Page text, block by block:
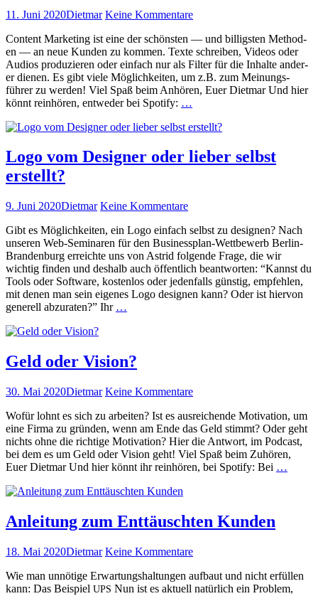
ich­
er
als
der
andere
weiterlesen
Veröffentlicht
11. Juni 2020Autor
Dietmar Keine Kommentarezu
Marketing
als
Kundenfänger
Con­tent Mar­ket­ing ist eine der schön­sten — und bil­lig­sten Meth­o­d­
en — an neue Kun­den zu kom­men. Texte schreiben, Videos oder
Audios pro­duzieren oder ein­fach nur als Fil­ter für die Inhalte ander­
er dienen. Es gibt viele Möglichkeit­en, um z.B. zum Mei­n­ungs­
führer zu wer­den! Viel Spaß beim Anhören, Euer Diet­mar Und hier
kön­nt rein­hören, entwed­er bei Spo­ti­fy: …
Mar­
ing
als
Logo vom Designer oder lieber selbst
erstellt?
Veröffentlicht
9. Juni 2020Autor
Dietmar Keine Kommentarezu
vom
Designer
oder
lieber
selbst
erstellt?
Gibt es Möglichkeit­en, ein Logo ein­fach selb­st zu desig­nen? Nach
unseren Web-Sem­i­naren für den Busi­­ness­­plan-Wet­t­be­werb Berlin-
Bran­­den­burg erre­ichte uns von Astrid fol­gende Frage, die wir
wichtig find­en und deshalb auch öffentlich beant­worten: “Kannst du
Tools oder Soft­ware, kosten­los oder jeden­falls gün­stig, empfehlen,
mit denen man sein eigenes Logo desig­nen kann? Oder ist hier­von
generell abzu­rat­en?” Ihr …
oder
lieber
st
weiterlesen
Geld oder Vision?
Veröffentlicht
30. Mai 2020Autor
Dietmar Keine Kommentarezu
oder
Vision?
Wofür lohnt es sich zu arbeit­en? Ist es aus­re­ichende Moti­va­tion, um
eine Fir­ma zu grün­den, wenn am Ende das Geld stimmt? Oder geht
nichts ohne die richtige Moti­va­tion? Hier die Antwort, im Pod­cast,
bei dem es um Geld oder Vision geht! Viel Spaß beim Zuhören,
Euer Diet­mar Und hier kön­nt ihr rein­hören, bei Spo­ti­fy: Bei …
Anleitung zum Enttäuschten Kunden
Veröffentlicht
18. Mai 2020Autor
Dietmar Keine Kommentarezu
zum
Enttäuschten
Wie man unnötige Erwartung­shal­tun­gen auf­baut und nicht erfüllen
kann: Das Beispiel UPS Nun ist es aktuell natür­lich ein Prob­lem,